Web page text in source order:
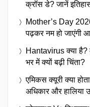
क्रॉस डे? जानें
Mother’s Day
पढ़कर नम हो जाएंगी
Hantavirus क्या
भर में क्यों बढ़ी चिंता?
एमिकस क्यूरी क्या
अधिकार और हालिया